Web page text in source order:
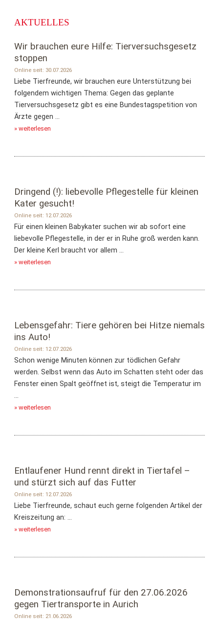
AKTUELLES
Wir brauchen eure Hilfe: Tierversuchsgesetz
stoppen
Online seit: 30.07.2026
Liebe Tierfreunde, wir brauchen eure Unterstützung bei
folgendem wichtigen Thema: Gegen das geplante
Tierversuchsgesetz gibt es eine Bundestagspetition von
Ärzte gegen ...
» weiterlesen
Dringend (!): liebevolle Pflegestelle für kleinen
Kater gesucht!
Online seit: 12.07.2026
Für einen kleinen Babykater suchen wir ab sofort eine
liebevolle Pflegestelle, in der er in Ruhe groß werden kann.
Der kleine Kerl braucht vor allem ...
» weiterlesen
Lebensgefahr: Tiere gehören bei Hitze niemals
ins Auto!
Online seit: 12.07.2026
Schon wenige Minuten können zur tödlichen Gefahr
werden. Selbst wenn das Auto im Schatten steht oder das
Fenster einen Spalt geöffnet ist, steigt die Temperatur im
...
» weiterlesen
Entlaufener Hund rennt direkt in Tiertafel –
und stürzt sich auf das Futter
Online seit: 12.07.2026
Liebe Tierfreunde, schaut euch gerne folgenden Artikel der
Kreiszeitung an: ...
» weiterlesen
Demonstrationsaufruf für den 27.06.2026
gegen Tiertransporte in Aurich
Online seit: 21.06.2026